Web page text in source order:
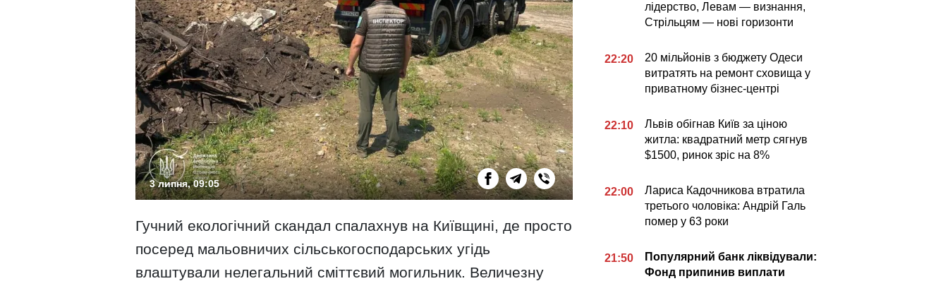
3 липня, 09:05
Гучний екологічний скандал спалахнув на Київщині, де просто
посеред мальовничих сільськогосподарських угідь
влаштували нелегальний сміттєвий могильник. Величезну
лідерство, Левам — визнання,
Стрільцям — нові горизонти
22:20
20 мільйонів з бюджету Одеси
витратять на ремонт сховища у
приватному бізнес-центрі
22:10
Львів обігнав Київ за ціною
житла: квадратний метр сягнув
$1500, ринок зріс на 8%
22:00
Лариса Кадочникова втратила
третього чоловіка: Андрій Галь
помер у 63 роки
21:50
Популярний банк ліквідували:
Фонд припинив виплати